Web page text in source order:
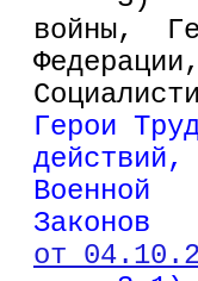
войны,
Герои
действий,
Военной
Законов
от